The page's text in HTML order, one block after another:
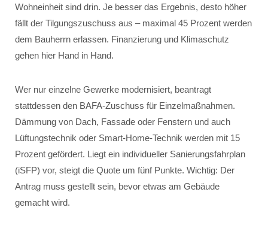
Wohneinheit sind drin. Je besser das Ergebnis, desto höher
fällt der Tilgungszuschuss aus – maximal 45 Prozent werden
dem Bauherrn erlassen. Finanzierung und Klimaschutz
gehen hier Hand in Hand.
Wer nur einzelne Gewerke modernisiert, beantragt
stattdessen den BAFA-Zuschuss für Einzelmaßnahmen.
Dämmung von Dach, Fassade oder Fenstern und auch
Lüftungstechnik oder Smart-Home-Technik werden mit 15
Prozent gefördert. Liegt ein individueller Sanierungsfahrplan
(iSFP) vor, steigt die Quote um fünf Punkte. Wichtig: Der
Antrag muss gestellt sein, bevor etwas am Gebäude
gemacht wird.